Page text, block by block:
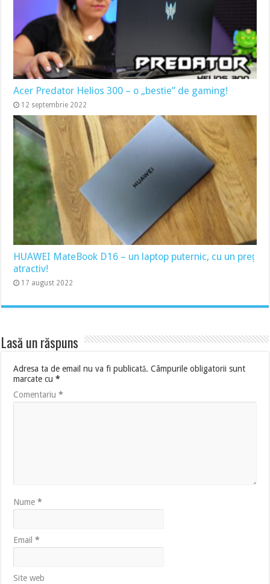
Acer Predator Helios 300 – o „bestie” de gaming!
12 septembrie 2022
HUAWEI MateBook D16 – un laptop puternic, cu un preț
atractiv!
17 august 2022
Lasă un răspuns
Adresa ta de email nu va fi publicată. Câmpurile obligatorii sunt
marcate cu*
Comentariu*
Nume*
Email*
Site web